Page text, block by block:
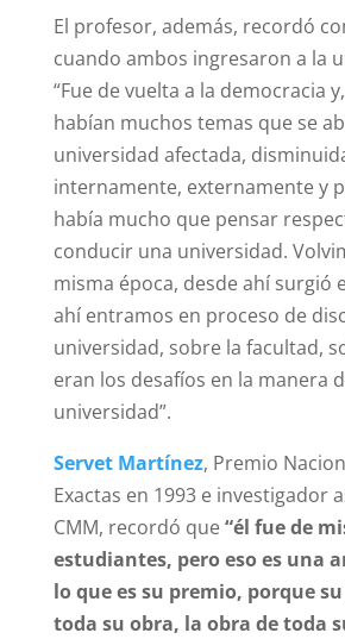
El profesor, además, recordó
cuando ambos ingresaron a la
“Fue de vuelta a la democracia
habían muchos temas que se
universidad afectada,
internamente, externamente y
había mucho que pensar
conducir una universidad.
misma época, desde ahí surgió
ahí entramos en proceso de
universidad, sobre la facultad,
eran los desafíos en la manera
universidad”.
Servet Martínez, Premio
Exactas en 1993 e investigador
CMM, recordó que“él fue de
estudiantes, pero eso es una
lo que es su premio, porque
toda su obra, la obra de toda